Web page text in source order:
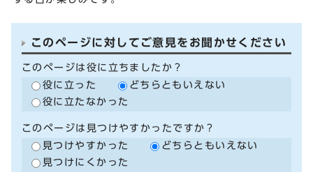
このページに対してご意見をお聞かせください
このページは役に立ちましたか？
役に立った
どちらともいえない
役に立たなかった
このページは見つけやすかったですか？
見つけやすかった
どちらともいえない
見つけにくかった